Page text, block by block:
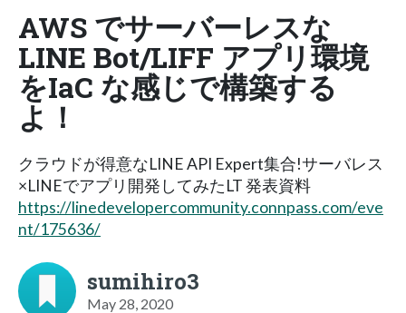
AWS でサーバーレスな
LINE Bot/LIFF アプリ環境
をIaC な感じで構築する
よ！
クラウドが得意なLINE API Expert集合!サーバレス
×LINEでアプリ開発してみたLT 発表資料
https://linedevelopercommunity.connpass.com/eve
nt/175636/
sumihiro3
May 28, 2020